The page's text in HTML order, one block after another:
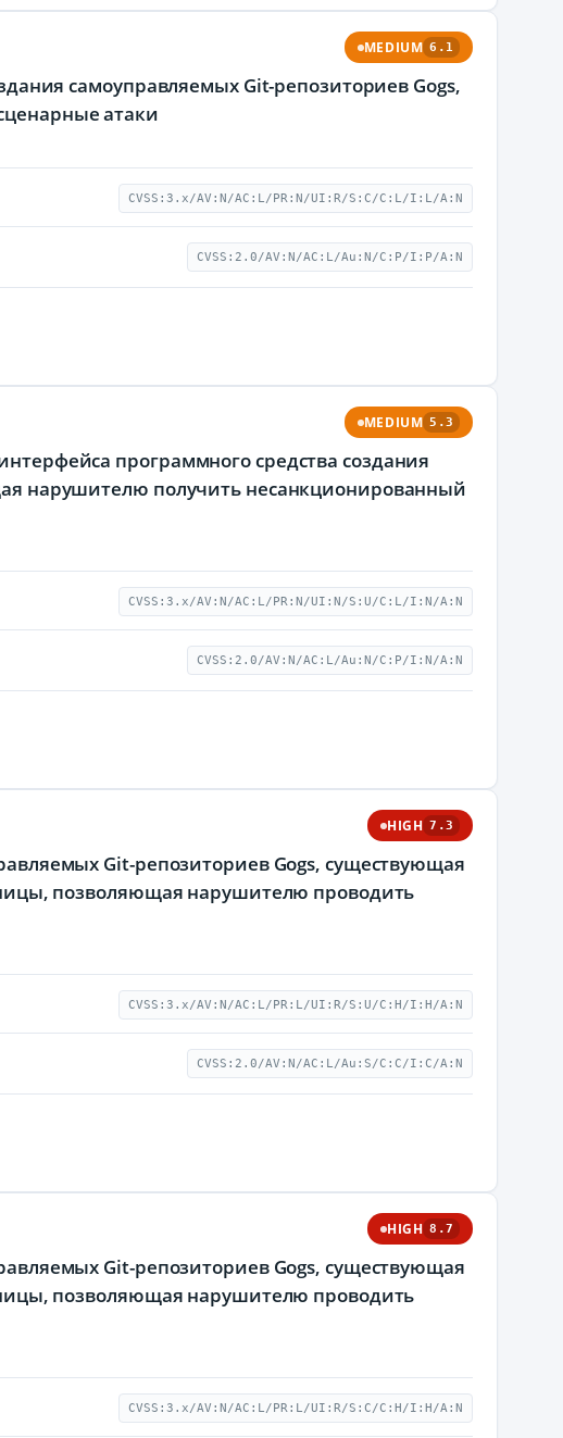
MEDIUM 6.1
самоуправляемых Git-репозиториев Gogs,
атаки
CVSS:3.x/AV:N/AC:L/PR:N/UI:R/S:C/C:L/I:L/A:N
CVSS:2.0/AV:N/AC:L/Au:N/C:P/I:P/A:N
MEDIUM 5.3
программного средства создания
нарушителю получить несанкционированный
CVSS:3.x/AV:N/AC:L/PR:N/UI:N/S:U/C:L/I:N/A:N
CVSS:2.0/AV:N/AC:L/Au:N/C:P/I:N/A:N
HIGH 7.3
Git-репозиториев Gogs, существующая
позволяющая нарушителю проводить
CVSS:3.x/AV:N/AC:L/PR:L/UI:R/S:U/C:H/I:H/A:N
CVSS:2.0/AV:N/AC:L/Au:S/C:C/I:C/A:N
HIGH 8.7
Git-репозиториев Gogs, существующая
позволяющая нарушителю проводить
CVSS:3.x/AV:N/AC:L/PR:L/UI:R/S:C/C:H/I:H/A:N